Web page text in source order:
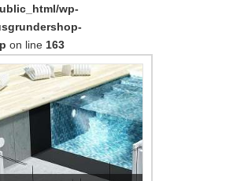
wp-
on line 163